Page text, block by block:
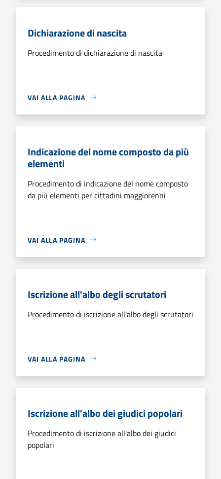
Dichiarazione di nascita
Procedimento di dichiarazione di nascita
VAI ALLA PAGINA
Indicazione del nome composto da più
elementi
Procedimento di indicazione del nome composto
da più elementi per cittadini maggiorenni
VAI ALLA PAGINA
Iscrizione all'albo degli scrutatori
Procedimento di iscrizione all'albo degli scrutatori
VAI ALLA PAGINA
Iscrizione all'albo dei giudici popolari
Procedimento di iscrizione all'albo dei giudici
popolari